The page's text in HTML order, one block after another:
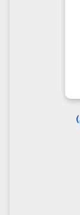
و کلیه
خود قرار
بصره
و
ما در
پرچم
خیابان
کنسول
و
گرفته
بر